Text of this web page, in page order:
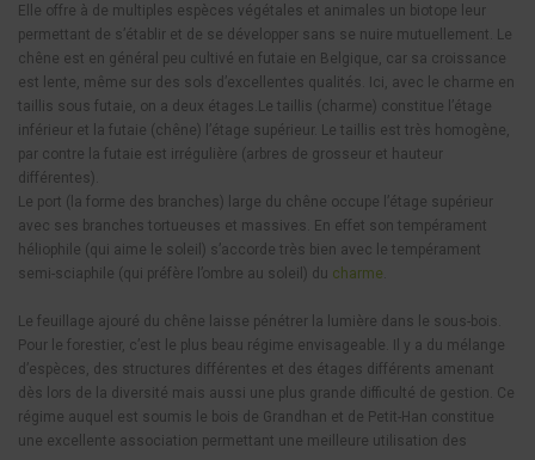
Elle offre à de multiples espèces végétales et animales un biotope leur
permettant de s’établir et de se développer sans se nuire mutuellement. Le
chêne est en général peu cultivé en futaie en Belgique, car sa croissance
est lente, même sur des sols d’excellentes qualités. Ici, avec le charme en
taillis sous futaie, on a deux étages.Le taillis (charme) constitue l’étage
inférieur et la futaie (chêne) l’étage supérieur. Le taillis est très homogène,
par contre la futaie est irrégulière (arbres de grosseur et hauteur
différentes).
Le port (la forme des branches) large du chêne occupe l’étage supérieur
avec ses branches tortueuses et massives. En effet son tempérament
héliophile (qui aime le soleil) s’accorde très bien avec le tempérament
semi-sciaphile (qui préfère l’ombre au soleil) du charme
Le feuillage ajouré du chêne laisse pénétrer la lumière dans le sous-bois.
Pour le forestier, c’est le plus beau régime envisageable. Il y a du mélange
d’espèces, des structures différentes et des étages différents amenant
dès lors de la diversité mais aussi une plus grande difficulté de gestion. Ce
régime auquel est soumis le bois de Grandhan et de Petit-Han constitue
une excellente association permettant une meilleure utilisation des